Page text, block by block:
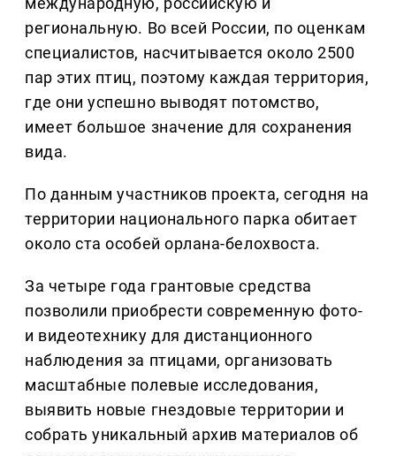
региональную. Во всей России, по оценкам
специалистов, насчитывается около 2500
пар этих птиц, поэтому каждая территория,
где они успешно выводят потомство,
имеет большое значение для сохранения
вида.
По данным участников проекта, сегодня на
территории национального парка обитает
около ста особей орлана-белохвоста.
За четыре года грантовые средства
позволили приобрести современную фото-
и видеотехнику для дистанционного
наблюдения за птицами, организовать
масштабные полевые исследования,
выявить новые гнездовые территории и
собрать уникальный архив материалов об